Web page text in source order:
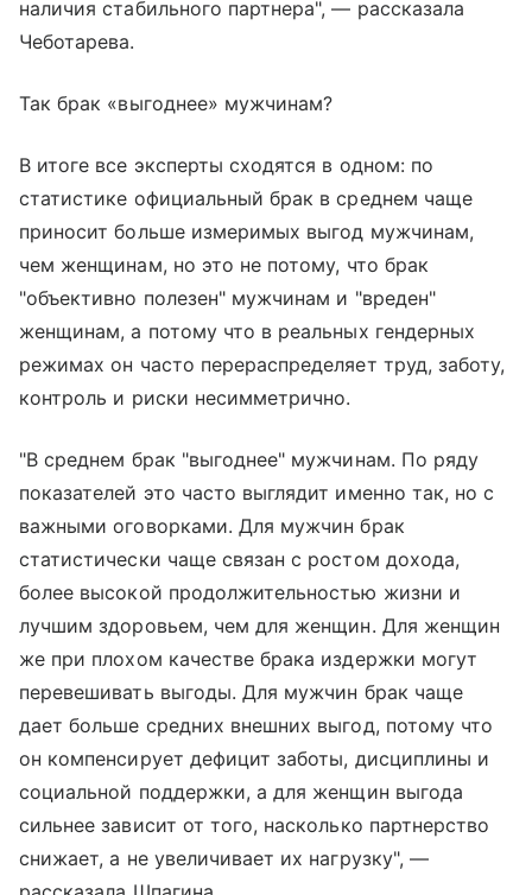
наличия стабильного партнера", — рассказала
Чеботарева.
Так брак «выгоднее» мужчинам?
В итоге все эксперты сходятся в одном: по
статистике официальный брак в среднем чаще
приносит больше измеримых выгод мужчинам,
чем женщинам, но это не потому, что брак
"объективно полезен" мужчинам и "вреден"
женщинам, а потому что в реальных гендерных
режимах он часто перераспределяет труд, заботу,
контроль и риски несимметрично.
"В среднем брак "выгоднее" мужчинам. По ряду
показателей это часто выглядит именно так, но с
важными оговорками. Для мужчин брак
статистически чаще связан с ростом дохода,
более высокой продолжительностью жизни и
лучшим здоровьем, чем для женщин. Для женщин
же при плохом качестве брака издержки могут
перевешивать выгоды. Для мужчин брак чаще
дает больше средних внешних выгод, потому что
он компенсирует дефицит заботы, дисциплины и
социальной поддержки, а для женщин выгода
сильнее зависит от того, насколько партнерство
снижает, а не увеличивает их нагрузку", —